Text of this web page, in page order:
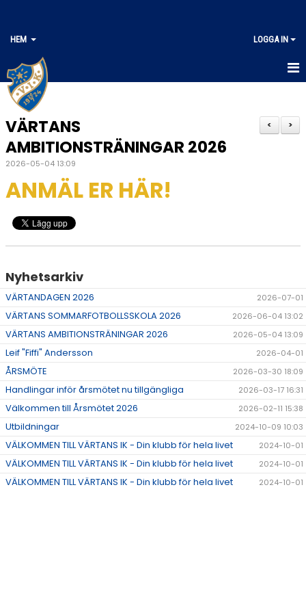
HEM LOGGA IN
HEM
>
<
VÄRTANS
AMBITIONSTRÄNINGAR 2026
2026-05-04 13:09
ANMÄL ER HÄR!
Nyhetsarkiv
VÄRTANDAGEN 2026 2026-07-01
VÄRTANS SOMMARFOTBOLLSSKOLA 2026 2026-06-04 13:02
VÄRTANS AMBITIONSTRÄNINGAR 2026 2026-05-04 13:09
Leif "Fiffi" Andersson 2026-04-01
ÅRSMÖTE 2026-03-30 18:09
Handlingar inför årsmötet nu tillgängliga 2026-03-17 16:31
Välkommen till Årsmötet 2026 2026-02-11 15:38
Utbildningar 2024-10-09 10:03
VÄLKOMMEN TILL VÄRTANS IK - Din klubb för hela livet 2024-10-01
VÄLKOMMEN TILL VÄRTANS IK - Din klubb för hela livet 2024-10-01
VÄLKOMMEN TILL VÄRTANS IK - Din klubb för hela livet 2024-10-01